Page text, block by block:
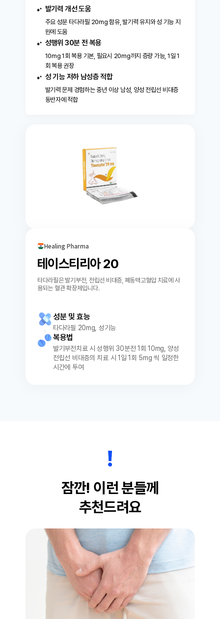
발기력 개선 도움
주요 성분 타다라필 20mg 함유, 발기력 유지와 성 기능 지
원에 도움
성행위 30분 전 복용
10mg 1회 복용 기본, 필요시 20mg까지 증량 가능, 1일 1
회 복용 권장
성 기능 저하 남성층 적합
발기력 문제 경험하는 중년 이상 남성, 양성 전립선 비대증
동반자에 적합
Healing Pharma
테이스티리아 20
타다라필은 발기부전, 전립선 비대증, 폐동맥고혈압 치료에 사
용되는 혈관 확장제입니다.
성분 및 효능
타다라필 20mg, 성기능
복용법
발기부전치료 시 성행위 30분전 1회 10mg, 양성
전립선 비대증의 치료 시 1일 1회 5mg 씩 일정한
시간에 투여
잠깐! 이런 분들께
추천드려요